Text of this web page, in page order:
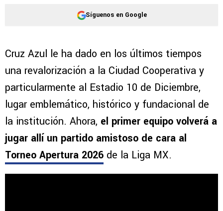
Síguenos en Google
Cruz Azul le ha dado en los últimos tiempos
una revalorización a la Ciudad Cooperativa y
particularmente al Estadio 10 de Diciembre,
lugar emblemático, histórico y fundacional de
la institución. Ahora, el primer equipo volverá a
jugar allí un partido amistoso de cara al
Torneo Apertura 2026 de la Liga MX.